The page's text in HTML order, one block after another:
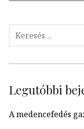
Keresés:
Legutóbbi
A medencefedés